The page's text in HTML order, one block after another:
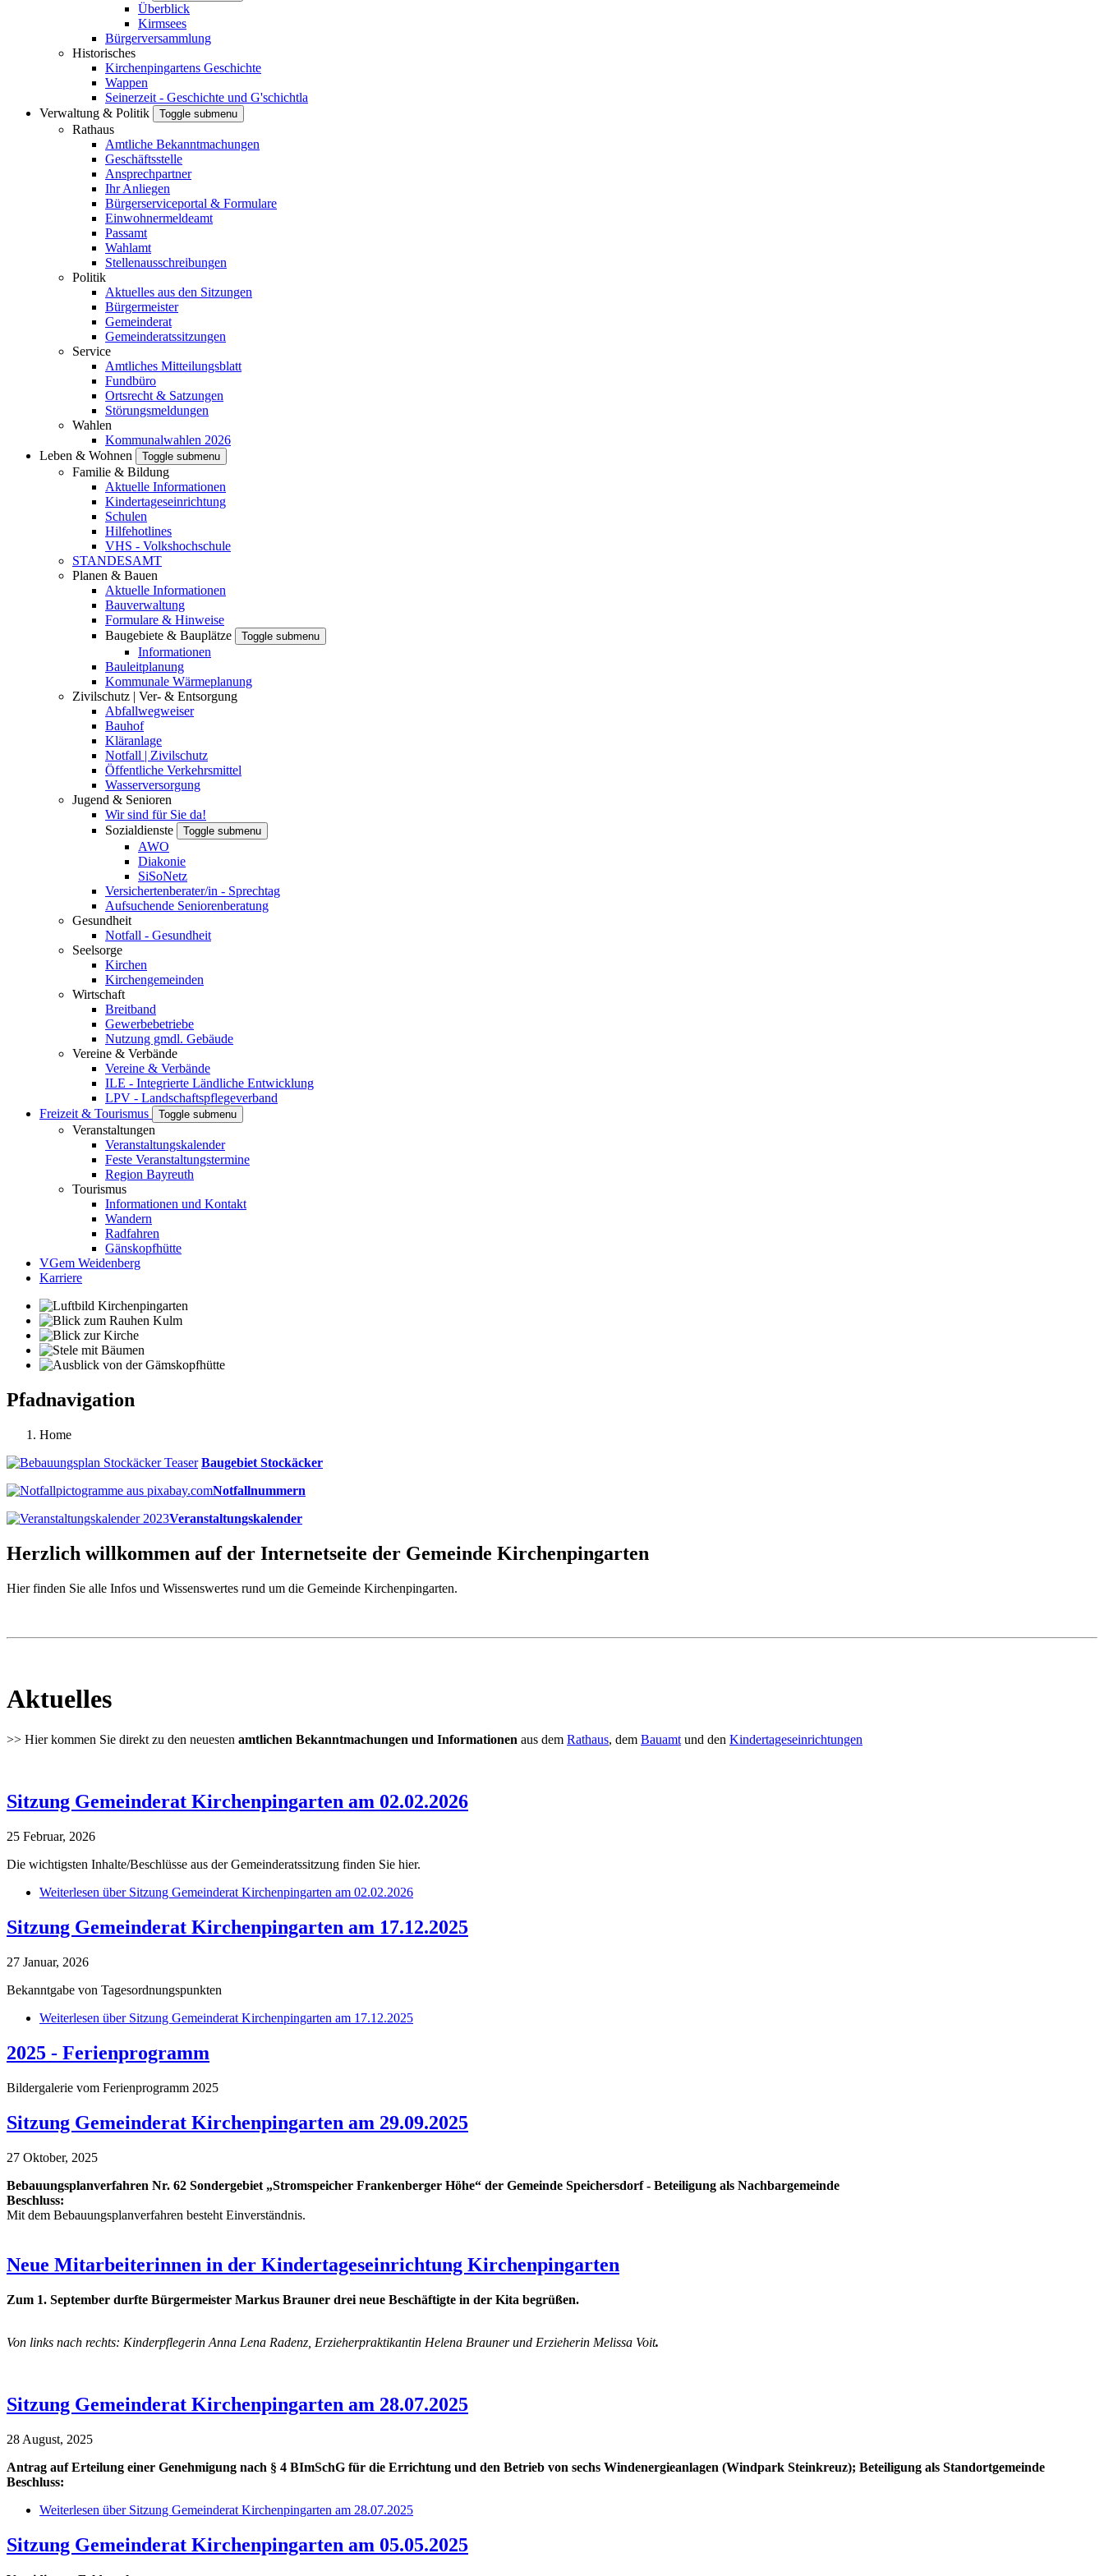
Überblick
Kirmsees
Bürgerversammlung
Historisches
Kirchenpingartens Geschichte
Wappen
Seinerzeit - Geschichte und G'schichtla
Verwaltung & Politik
Toggle submenu
Rathaus
Amtliche Bekanntmachungen
Geschäftsstelle
Ansprechpartner
Ihr Anliegen
Bürgerserviceportal & Formulare
Einwohnermeldeamt
Passamt
Wahlamt
Stellenausschreibungen
Politik
Aktuelles aus den Sitzungen
Bürgermeister
Gemeinderat
Gemeinderatssitzungen
Service
Amtliches Mitteilungsblatt
Fundbüro
Ortsrecht & Satzungen
Störungsmeldungen
Wahlen
Kommunalwahlen 2026
Leben & Wohnen
Toggle submenu
Familie & Bildung
Aktuelle Informationen
Kindertageseinrichtung
Schulen
Hilfehotlines
VHS - Volkshochschule
STANDESAMT
Planen & Bauen
Aktuelle Informationen
Bauverwaltung
Formulare & Hinweise
Baugebiete & Bauplätze
Toggle submenu
Informationen
Bauleitplanung
Kommunale Wärmeplanung
Zivilschutz | Ver- & Entsorgung
Abfallwegweiser
Bauhof
Kläranlage
Notfall | Zivilschutz
Öffentliche Verkehrsmittel
Wasserversorgung
Jugend & Senioren
Wir sind für Sie da!
Sozialdienste
Toggle submenu
AWO
Diakonie
SiSoNetz
Versichertenberater/in - Sprechtag
Aufsuchende Seniorenberatung
Gesundheit
Notfall - Gesundheit
Seelsorge
Kirchen
Kirchengemeinden
Wirtschaft
Breitband
Gewerbebetriebe
Nutzung gmdl. Gebäude
Vereine & Verbände
Vereine & Verbände
ILE - Integrierte Ländliche Entwicklung
LPV - Landschaftspflegeverband
Freizeit & Tourismus
Toggle submenu
Veranstaltungen
Veranstaltungskalender
Feste Veranstaltungstermine
Region Bayreuth
Tourismus
Informationen und Kontakt
Wandern
Radfahren
Gänskopfhütte
VGem Weidenberg
Karriere
Pfadnavigation
Home
Baugebiet Stockäcker
Notfallnummern
Veranstaltungskalender
Herzlich willkommen auf der Internetseite der Gemeinde Kirchenpingarten
Hier finden Sie alle Infos und Wissenswertes rund um die Gemeinde Kirchenpingarten.
Aktuelles
>> Hier kommen Sie direkt zu den neuesten amtlichen Bekanntmachungen und Informationen aus dem Rathaus, dem Bauamt und den Kindertageseinrichtungen
Sitzung Gemeinderat Kirchenpingarten am 02.02.2026
25 Februar, 2026
Die wichtigsten Inhalte/Beschlüsse aus der Gemeinderatssitzung finden Sie hier.
Weiterlesen über Sitzung Gemeinderat Kirchenpingarten am 02.02.2026
Sitzung Gemeinderat Kirchenpingarten am 17.12.2025
27 Januar, 2026
Bekanntgabe von Tagesordnungspunkten
Weiterlesen über Sitzung Gemeinderat Kirchenpingarten am 17.12.2025
2025 - Ferienprogramm
Bildergalerie vom Ferienprogramm 2025
Sitzung Gemeinderat Kirchenpingarten am 29.09.2025
27 Oktober, 2025
Bebauungsplanverfahren Nr. 62 Sondergebiet „Stromspeicher Frankenberger Höhe“ der Gemeinde Speichersdorf - Beteiligung als Nachbargemeinde
Beschluss:
Mit dem Bebauungsplanverfahren besteht Einverständnis.
Neue Mitarbeiterinnen in der Kindertageseinrichtung Kirchenpingarten
Zum 1. September durfte Bürgermeister Markus Brauner drei neue Beschäftigte in der Kita begrüßen.
Von links nach rechts: Kinderpflegerin Anna Lena Radenz, Erzieherpraktikantin Helena Brauner und Erzieherin Melissa Voit.
Sitzung Gemeinderat Kirchenpingarten am 28.07.2025
28 August, 2025
Antrag auf Erteilung einer Genehmigung nach § 4 BImSchG für die Errichtung und den Betrieb von sechs Windenergieanlagen (Windpark Steinkreuz); Beteiligung als Standortgemeinde
Beschluss:
Weiterlesen über Sitzung Gemeinderat Kirchenpingarten am 28.07.2025
Sitzung Gemeinderat Kirchenpingarten am 05.05.2025